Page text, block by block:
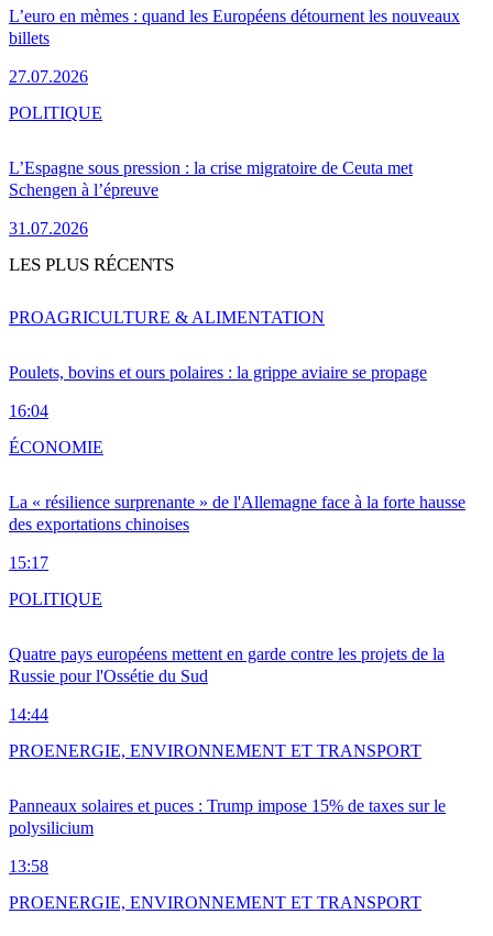
L’euro en mèmes : quand les Européens détournent les nouveaux
billets
27.07.2026
L’Espagne sous pression : la crise migratoire de Ceuta met
Schengen à l’épreuve
31.07.2026
POLITIQUE
LES PLUS RÉCENTS
Poulets, bovins et ours polaires : la grippe aviaire se propage
16:04
PROAGRICULTURE & ALIMENTATION
La « résilience surprenante » de l'Allemagne face à la forte hausse
des exportations chinoises
15:17
ÉCONOMIE
Quatre pays européens mettent en garde contre les projets de la
Russie pour l'Ossétie du Sud
14:44
POLITIQUE
Panneaux solaires et puces : Trump impose 15% de taxes sur le
polysilicium
13:58
PROENERGIE, ENVIRONNEMENT ET TRANSPORT
PROENERGIE, ENVIRONNEMENT ET TRANSPORT